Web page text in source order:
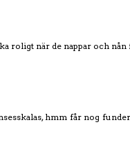
roligt när de nappar och nån
hmm får nog